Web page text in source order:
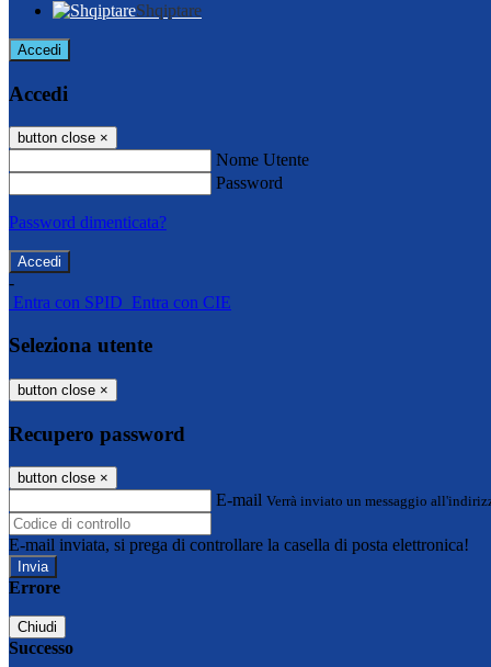
Shqiptare
Accedi
Accedi
button close ×
Nome Utente
Password
Password dimenticata?
-
Entra con SPID Entra con CIE
Seleziona utente
button close ×
Recupero password
button close ×
E-mail Verrà inviato un messaggio
E-mail inviata, si prega di controllare la casella di posta elettronica!
Errore
Chiudi
Successo